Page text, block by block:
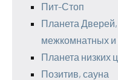
Пит-Стоп
Планета
межкомнатных
Планета низких
Позитив, сауна